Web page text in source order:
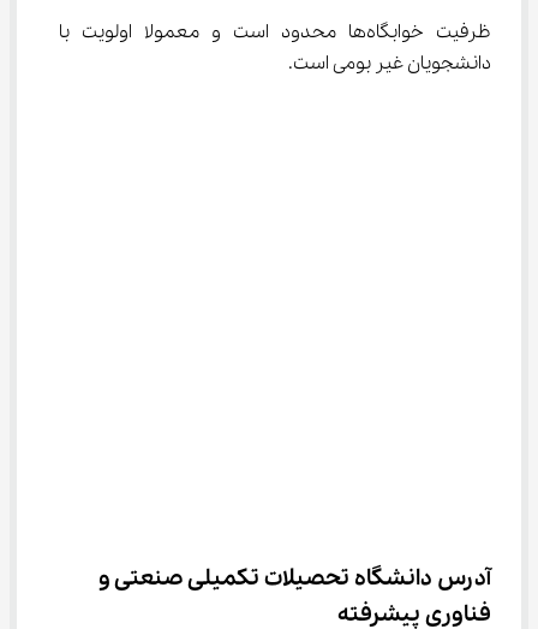
ظرفیت خوابگاه‌ها محدود است و معمولا اولویت با
دانشجویان غیر بومی است.
آدرس دانشگاه تحصیلات تکمیلی صنعتی و
فناوری پیشرفته